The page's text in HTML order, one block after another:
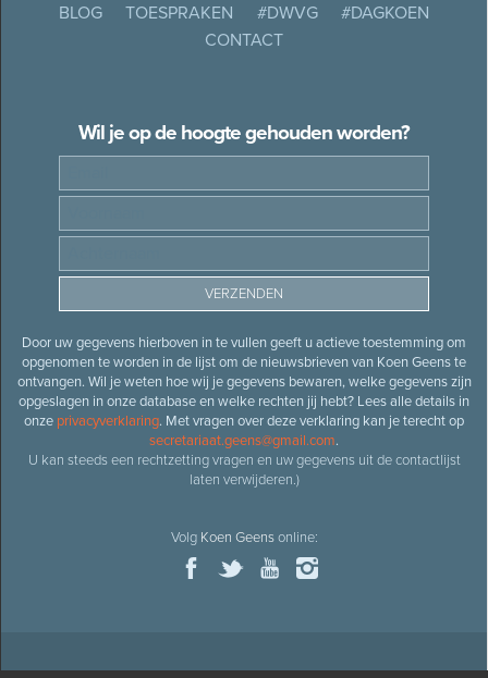
BLOG
TOESPRAKEN #DWVG
#DAGKOEN
CONTACT
Wil je op de hoogte gehouden worden?
Door uw gegevens hierboven in te vullen geeft u actieve toestemming om
opgenomen te worden in de lijst om de nieuwsbrieven van Koen Geens te
ontvangen. Wil je weten hoe wij je gegevens bewaren, welke gegevens zijn
opgeslagen in onze database en welke rechten jij hebt? Lees alle details in
onze privacyverklaring. Met vragen over deze verklaring kan je terecht op
secretariaat.geens@gmail.com.
U kan steeds een rechtzetting vragen en uw gegevens uit de contactlijst
laten verwijderen.)
Volg Koen Geensonline: